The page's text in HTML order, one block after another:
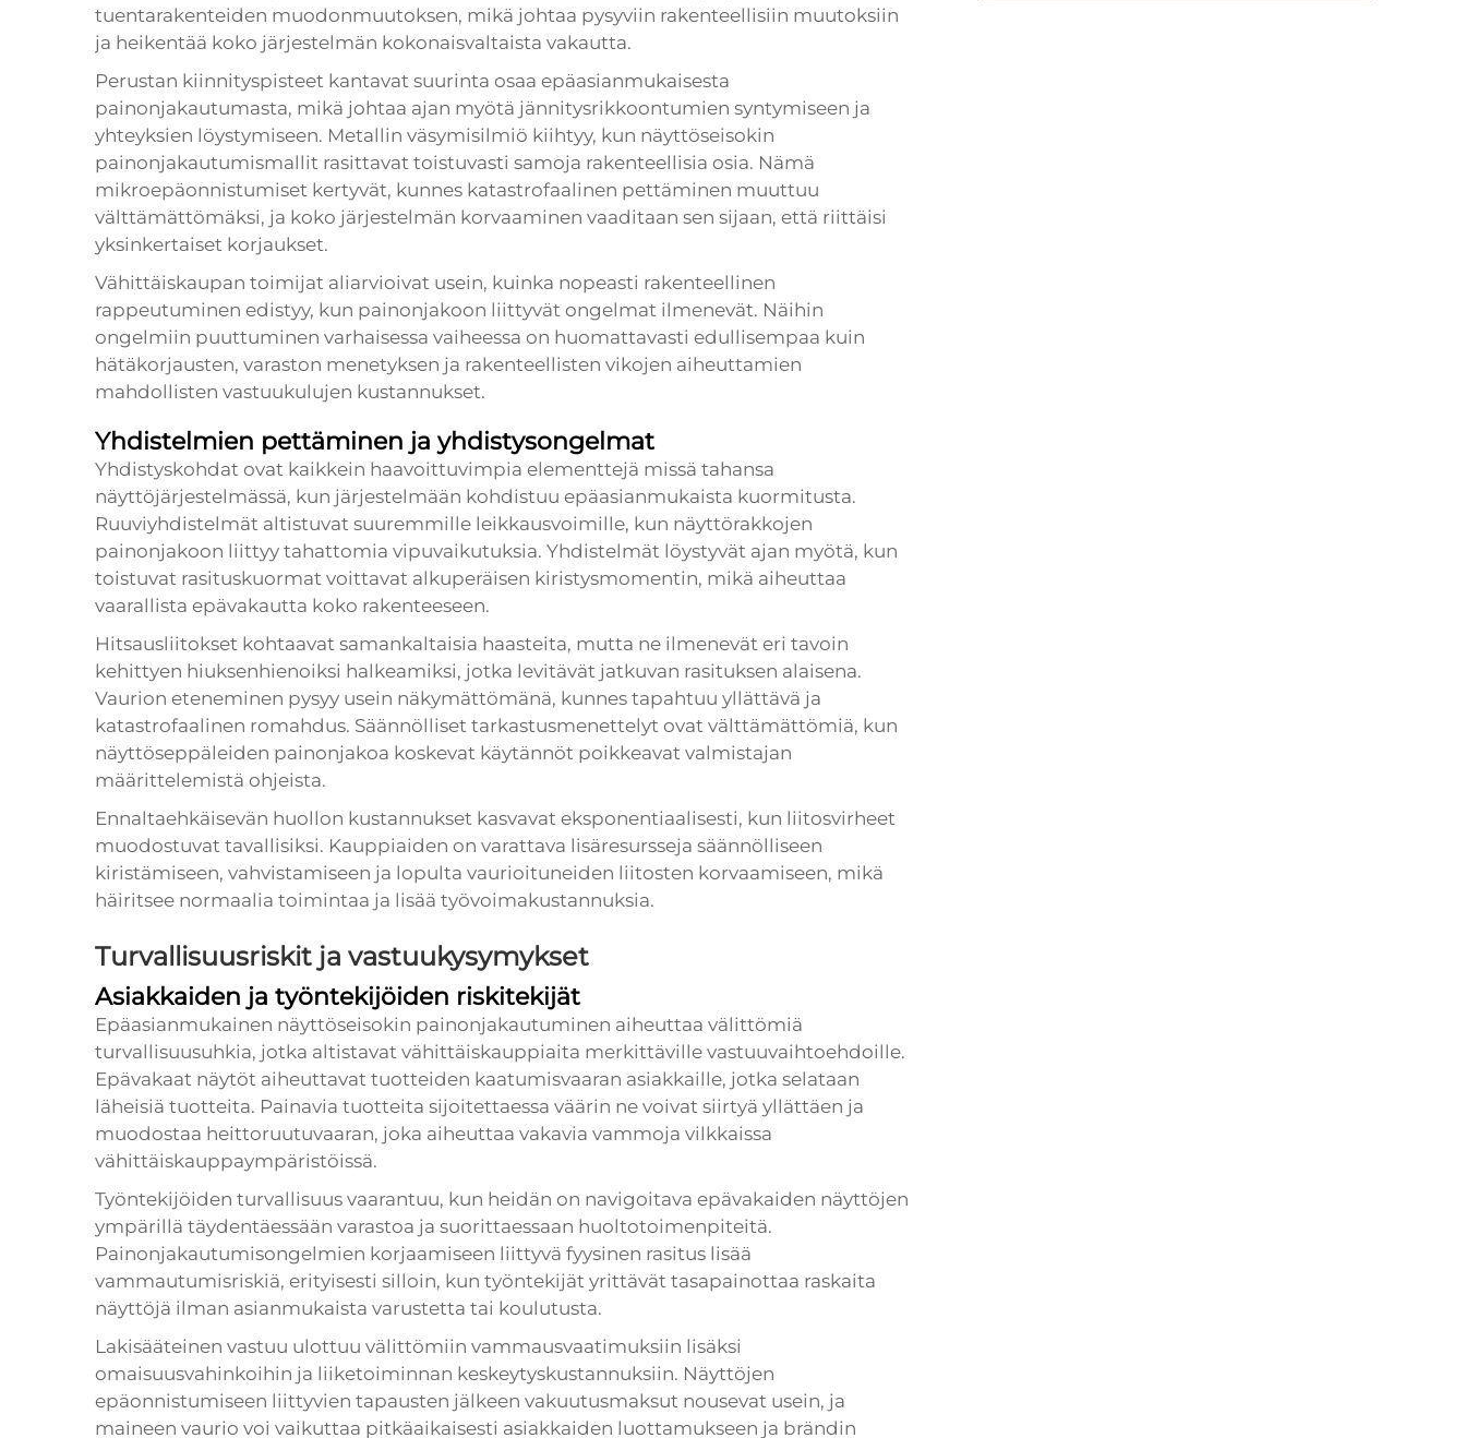
tuentarakenteiden muodonmuutoksen, mikä johtaa pysyviin rakenteellisiin muutoksiin
ja heikentää koko järjestelmän kokonaisvaltaista vakautta.
Perustan kiinnityspisteet kantavat suurinta osaa epäasianmukaisesta
painonjakautumasta, mikä johtaa ajan myötä jännitysrikkoontumien syntymiseen ja
yhteyksien löystymiseen. Metallin väsymisilmiö kiihtyy, kun näyttöseisokin
painonjakautumismallit rasittavat toistuvasti samoja rakenteellisia osia. Nämä
mikroepäonnistumiset kertyvät, kunnes katastrofaalinen pettäminen muuttuu
välttämättömäksi, ja koko järjestelmän korvaaminen vaaditaan sen sijaan, että riittäisi
yksinkertaiset korjaukset.
Vähittäiskaupan toimijat aliarvioivat usein, kuinka nopeasti rakenteellinen
rappeutuminen edistyy, kun painonjakoon liittyvät ongelmat ilmenevät. Näihin
ongelmiin puuttuminen varhaisessa vaiheessa on huomattavasti edullisempaa kuin
hätäkorjausten, varaston menetyksen ja rakenteellisten vikojen aiheuttamien
mahdollisten vastuukulujen kustannukset.
Yhdistelmien pettäminen ja yhdistysongelmat
Yhdistyskohdat ovat kaikkein haavoittuvimpia elementtejä missä tahansa
näyttöjärjestelmässä, kun järjestelmään kohdistuu epäasianmukaista kuormitusta.
Ruuviyhdistelmät altistuvat suuremmille leikkausvoimille, kun näyttörakkojen
painonjakoon liittyy tahattomia vipuvaikutuksia. Yhdistelmät löystyvät ajan myötä, kun
toistuvat rasituskuormat voittavat alkuperäisen kiristysmomentin, mikä aiheuttaa
vaarallista epävakautta koko rakenteeseen.
Hitsausliitokset kohtaavat samankaltaisia haasteita, mutta ne ilmenevät eri tavoin
kehittyen hiuksenhienoiksi halkeamiksi, jotka levitävät jatkuvan rasituksen alaisena.
Vaurion eteneminen pysyy usein näkymättömänä, kunnes tapahtuu yllättävä ja
katastrofaalinen romahdus. Säännölliset tarkastusmenettelyt ovat välttämättömiä, kun
näyttöseppäleiden painonjakoa koskevat käytännöt poikkeavat valmistajan
määrittelemistä ohjeista.
Ennaltaehkäisevän huollon kustannukset kasvavat eksponentiaalisesti, kun liitosvirheet
muodostuvat tavallisiksi. Kauppiaiden on varattava lisäresursseja säännölliseen
kiristämiseen, vahvistamiseen ja lopulta vaurioituneiden liitosten korvaamiseen, mikä
häiritsee normaalia toimintaa ja lisää työvoimakustannuksia.
Turvallisuusriskit ja vastuukysymykset
Asiakkaiden ja työntekijöiden riskitekijät
Epäasianmukainen näyttöseisokin painonjakautuminen aiheuttaa välittömiä
turvallisuusuhkia, jotka altistavat vähittäiskauppiaita merkittäville vastuuvaihtoehdoille.
Epävakaat näytöt aiheuttavat tuotteiden kaatumisvaaran asiakkaille, jotka selataan
läheisiä tuotteita. Painavia tuotteita sijoitettaessa väärin ne voivat siirtyä yllättäen ja
muodostaa heittoruutuvaaran, joka aiheuttaa vakavia vammoja vilkkaissa
vähittäiskauppaympäristöissä.
Työntekijöiden turvallisuus vaarantuu, kun heidän on navigoitava epävakaiden näyttöjen
ympärillä täydentäessään varastoa ja suorittaessaan huoltotoimenpiteitä.
Painonjakautumisongelmien korjaamiseen liittyvä fyysinen rasitus lisää
vammautumisriskiä, erityisesti silloin, kun työntekijät yrittävät tasapainottaa raskaita
näyttöjä ilman asianmukaista varustetta tai koulutusta.
Lakisääteinen vastuu ulottuu välittömiin vammausvaatimuksiin lisäksi
omaisuusvahinkoihin ja liiketoiminnan keskeytyskustannuksiin. Näyttöjen
epäonnistumiseen liittyvien tapausten jälkeen vakuutusmaksut nousevat usein, ja
maineen vaurio voi vaikuttaa pitkäaikaisesti asiakkaiden luottamukseen ja brändin